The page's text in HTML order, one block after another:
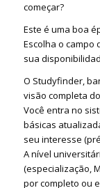
começar?
Este é uma boa
Escolha o
sua
O Studyfinder,
visão completa
Você entra no
básicas
seu interesse
A nível
(especialização,
por completo ou